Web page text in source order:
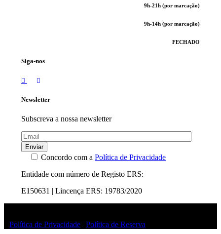
9h-21h (por marcação)
9h-14h (por marcação)
FECHADO
Siga-nos
Newsletter
Subscreva a nossa newsletter
Enviar
Concordo com a Política de Privacidade
Entidade com número de Registo ERS:
E150631 | Lincença ERS: 19783/2020
Política de Privacidade Política de Reserva